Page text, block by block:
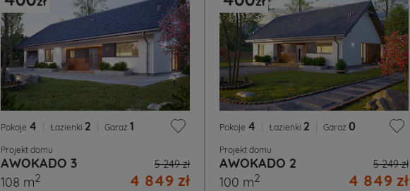
Pokoje 4 Łazienki 2 Garaż 1
Projekt domu
AWOKADO 3 5 249 zł
4 849 zł
108 m2
Pokoje 4 Łazienki 2 Garaż 0
Projekt domu
AWOKADO 2 5 249 zł
4 849 zł
100 m2